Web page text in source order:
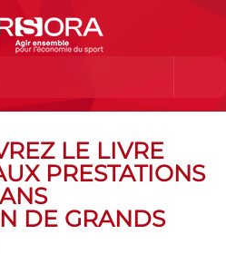
prestations de services dans
LE LIVRE
PRESTATIONS
DE GRANDS